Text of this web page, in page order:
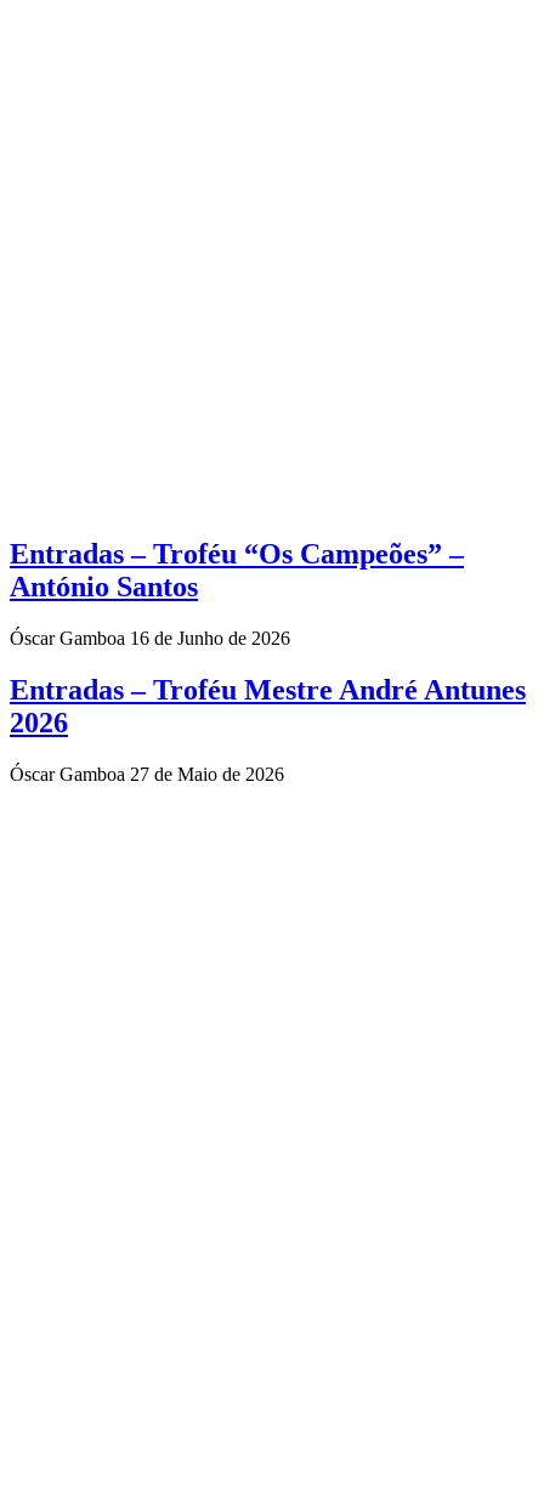
Entradas – Troféu “Os Campeões” –
António Santos
Óscar Gamboa 16 de Junho de 2026
Entradas – Troféu Mestre André Antunes
2026
Óscar Gamboa 27 de Maio de 2026